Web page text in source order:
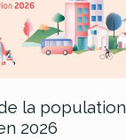
la population
2026